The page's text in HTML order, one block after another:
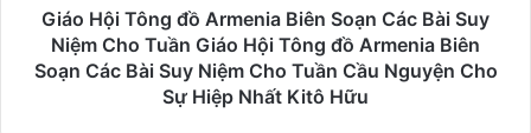
Giáo Hội Tông đồ Armenia Biên Soạn Các Bài Suy
Niệm Cho Tuần Giáo Hội Tông đồ Armenia Biên
Soạn Các Bài Suy Niệm Cho Tuần Cầu Nguyện Cho
Sự Hiệp Nhất Kitô Hữu